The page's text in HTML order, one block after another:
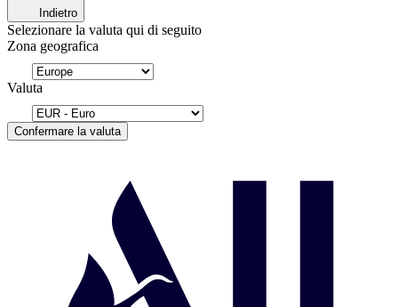
Indietro
Selezionare la valuta qui di seguito
Zona geografica
Valuta
Confermare la valuta